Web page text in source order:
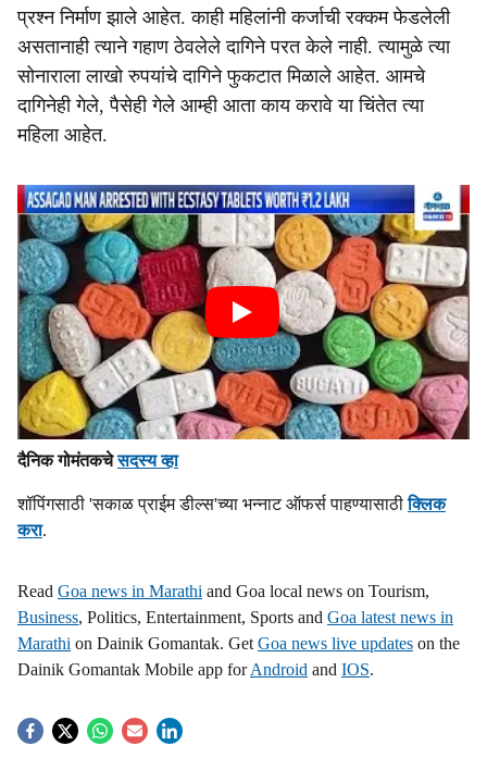
प्रश्न निर्माण झाले आहेत. काही महिलांनी कर्जाची रक्कम फेडलेली
असतानाही त्याने गहाण ठेवलेले दागिने परत केले नाही. त्यामुळे त्या
सोनाराला लाखो रुपयांचे दागिने फुकटात मिळाले आहेत. आमचे
दागिनेही गेले, पैसेही गेले आम्ही आता काय करावे या चिंतेत त्या
महिला आहेत.
दैनिक गोमंतकचेसदस्य व्हा
शॉपिंगसाठी 'सकाळ प्राईम डील्स'च्या भन्नाट ऑफर्स पाहण्यासाठीक्लिक
करा.
Read Goa news in Marathi and Goa local news on Tourism,
Business, Politics, Entertainment, Sports and Goa latest news in
Marathi on Dainik Gomantak. Get Goa news live updates on the
Dainik Gomantak Mobile app forAndroid and IOS.